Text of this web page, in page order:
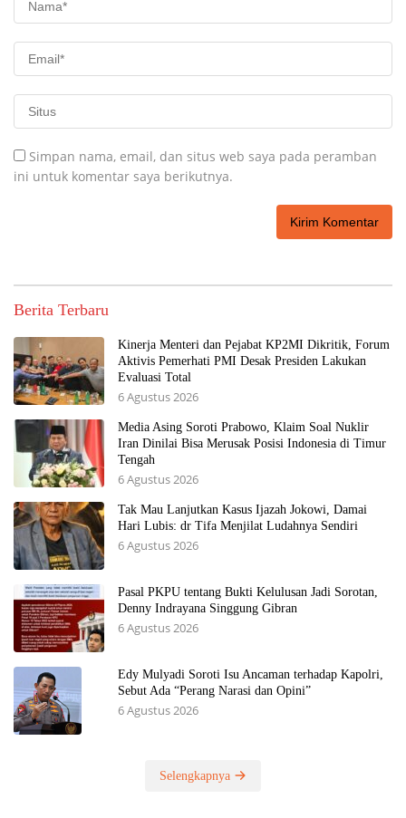
Simpan nama, email, dan situs web saya pada peramban
ini untuk komentar saya berikutnya.
Berita Terbaru
Kinerja Menteri dan Pejabat KP2MI Dikritik, Forum
Aktivis Pemerhati PMI Desak Presiden Lakukan
Evaluasi Total
6 Agustus 2026
Media Asing Soroti Prabowo, Klaim Soal Nuklir
Iran Dinilai Bisa Merusak Posisi Indonesia di Timur
Tengah
6 Agustus 2026
Tak Mau Lanjutkan Kasus Ijazah Jokowi, Damai
Hari Lubis: dr Tifa Menjilat Ludahnya Sendiri
6 Agustus 2026
Pasal PKPU tentang Bukti Kelulusan Jadi Sorotan,
Denny Indrayana Singgung Gibran
6 Agustus 2026
Edy Mulyadi Soroti Isu Ancaman terhadap Kapolri,
Sebut Ada “Perang Narasi dan Opini”
6 Agustus 2026
Selengkapnya